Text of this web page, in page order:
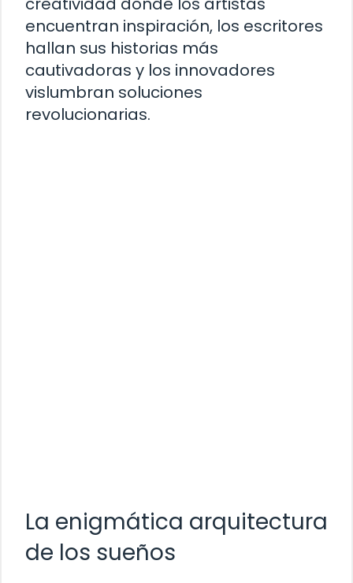
encuentran inspiración, los escritores
hallan sus historias más
cautivadoras y los innovadores
vislumbran soluciones
revolucionarias.
La enigmática arquitectura
de los sueños